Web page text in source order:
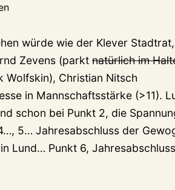
würde wie der Klever
Zevens (parkt natürlich im
Wolfskin), Christian Nitsch
in Mannschaftsstärke (>11).
schon bei Punkt 2, die
5… Jahresabschluss der
Lund… Punkt 6, Jahresabschluss